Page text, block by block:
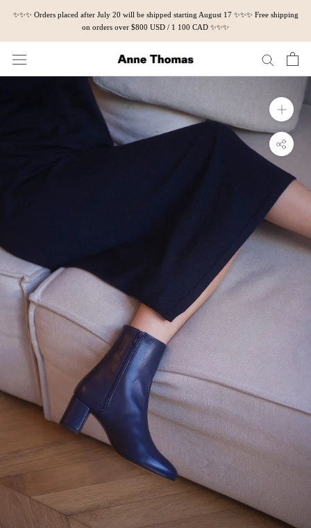
content
✨✨✨ Orders placed after July 20 will be shipped starting August 17 ✨✨✨ Free shipping
on orders over $800 USD / 1 100 CAD ✨✨✨